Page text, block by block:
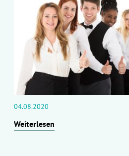
04.08.2020
Weiterlesen